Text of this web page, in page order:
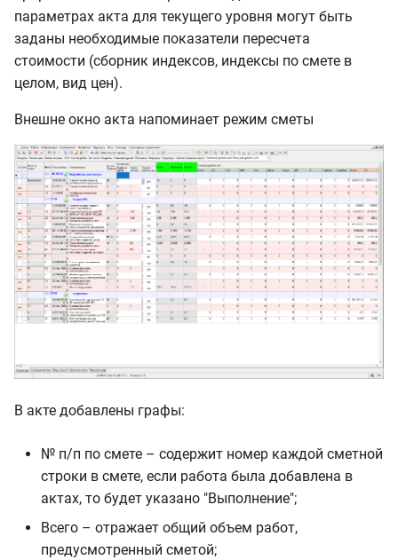
параметрах акта для текущего уровня могут быть
заданы необходимые показатели пересчета
стоимости (сборник индексов, индексы по смете в
целом, вид цен).
Внешне окно акта напоминает режим сметы
В акте добавлены графы:
№ п/п по смете – содержит номер каждой сметной
строки в смете, если работа была добавлена в
актах, то будет указано "Выполнение";
Всего – отражает общий объем работ,
предусмотренный сметой;